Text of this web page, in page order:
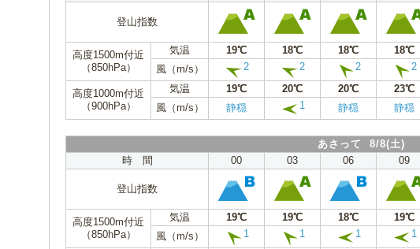
登山指数
高度1500m付近
（850hPa）
気温 19℃ 18℃ 18℃ 18℃
風（m/s）
2 2 2 2
高度1000m付近
（900hPa）
気温 19℃ 20℃ 20℃ 23℃
風（m/s）
静穏 1 静穏 静穏
あさって 8/8(土)
時 間
00 03 06 09
登山指数
高度1500m付近
（850hPa）
気温 19℃ 19℃ 18℃ 19℃
風（m/s）
1 1 1 1